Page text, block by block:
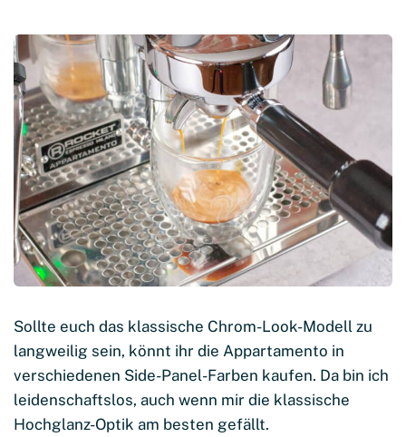
Sollte euch das klassische Chrom-Look-Modell zu
langweilig sein, könnt ihr die Appartamento in
verschiedenen Side-Panel-Farben kaufen. Da bin ich
leidenschaftslos, auch wenn mir die klassische
Hochglanz-Optik am besten gefällt.